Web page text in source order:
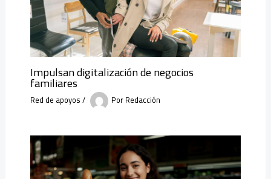
Impulsan digitalización de negocios
familiares
Red de apoyos/ PorRedacción